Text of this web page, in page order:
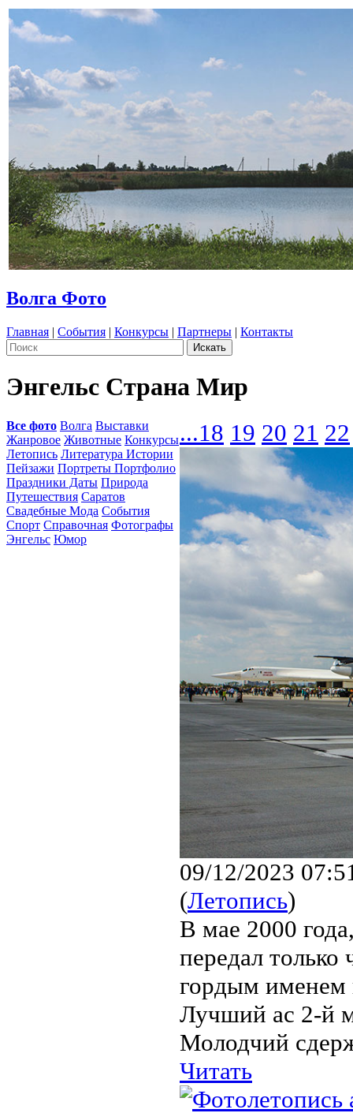
Волга Фото
Главная | События | Конкурсы | Партнеры | Контакты
Энгельс Страна Мир
Все фото Волга Выставки
Жанровое Животные Конкурсы
Летопись Литература Истории
Пейзажи Портреты Портфолио
Праздники Даты Природа
Путешествия Саратов
Свадебные Мода События
Спорт Справочная Фотографы
Энгельс Юмор
...18 19 20 21 22
09/12/2023
(Летопись)
В мае 2000
передал
гордым именем
Лучший ас 2-й
Молодчий
Читать